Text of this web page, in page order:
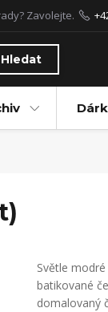
Hledat
Zavolejte.
Světle
batikované
domalovaný